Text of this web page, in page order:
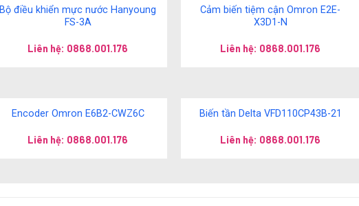
Bộ điều khiển mực nước Hanyoung
FS-3A
Liên hệ: 0868.001.176
Cảm biến tiệm cận Omron E2E-
X3D1-N
Liên hệ: 0868.001.176
Encoder Omron E6B2-CWZ6C
Liên hệ: 0868.001.176
Biến tần Delta VFD110CP43B-21
Liên hệ: 0868.001.176